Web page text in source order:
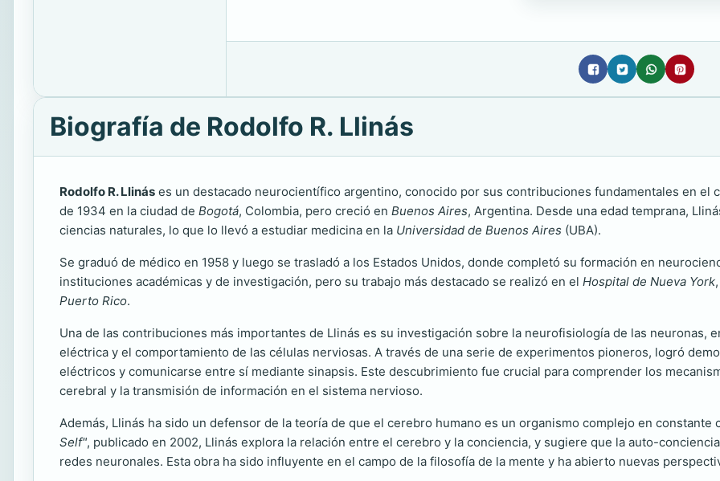
Biografía de Rodolfo R. Llinás
Rodolfo R. Llinás es un destacado neurocientífico argentino, conocido por sus contribuciones fundamentales en el
de 1934 en la ciudad de Bogotá, Colombia, pero creció en Buenos Aires, Argentina. Desde una edad temprana,
ciencias naturales, lo que lo llevó a estudiar medicina en la Universidad de Buenos Aires (UBA).
Se graduó de médico en 1958 y luego se trasladó a los Estados Unidos, donde completó su formación en
instituciones académicas y de investigación, pero su trabajo más destacado se realizó en el Hospital de Nueva York
Puerto Rico.
Una de las contribuciones más importantes de Llinás es su investigación sobre la neurofisiología de las neuronas,
eléctrica y el comportamiento de las células nerviosas. A través de una serie de experimentos pioneros, logró
eléctricos y comunicarse entre sí mediante sinapsis. Este descubrimiento fue crucial para comprender los
cerebral y la transmisión de información en el sistema nervioso.
Además, Llinás ha sido un defensor de la teoría de que el cerebro humano es un organismo complejo en constante
Self", publicado en 2002, Llinás explora la relación entre el cerebro y la conciencia, y sugiere que la auto-
redes neuronales. Esta obra ha sido influyente en el campo de la filosofía de la mente y ha abierto nuevas